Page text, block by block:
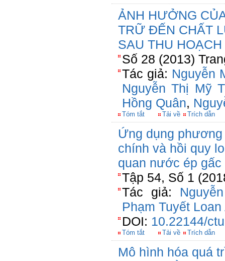
ẢNH HƯỞNG
TRỮ ĐẾN CHẤT
SAU THU HOẠCH
Số 28 (2013)
Tác giả: Nguyễn
Nguyễn Thị Mỹ
Hồng Quân,
Tóm tắt Tải về Trích dẫn
Ứng dụng
chính và hồi quy
quan nước ép gấc
Tập 54, Số 1
Tác giả:
Phạm Tuyết Loan
DOI: 10.22144/
Tóm tắt Tải về Trích dẫn
Mô hình hóa quá